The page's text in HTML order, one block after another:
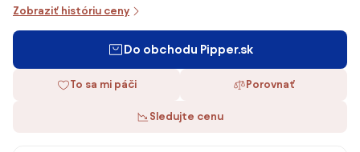
Zobraziť históriu ceny
Do obchodu Pipper.sk
To sa mi páči Porovnať
Sledujte cenu